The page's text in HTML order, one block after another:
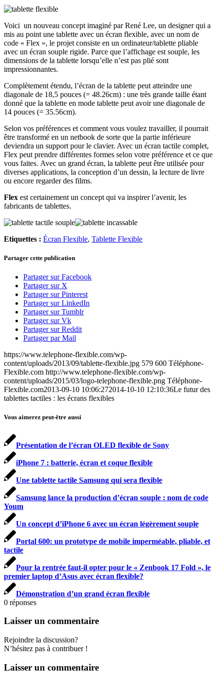
Voici un nouveau concept imaginé par René Lee, un designer qui a
mis au point une tablette avec un écran flexible, avec un nom de
code « Flex », le projet consiste en un ordinateur/tablette pliable
avec un écran souple rigide. Parce que l’affichage est souple, les
dimensions de la tablette lorsqu’elle n’est pas plié sont
impressionnantes.
Complètement étendu, l’écran de la tablette peut atteindre une
diagonale de 18,5 pouces (= 48.26cm) : une très grande taille étant
donné que la tablette en mode tablette peut avoir une diagonale de
14 pouces (= 35.56cm).
Selon vos préférences et comment vous voulez travailler, il pourrait
être transformé en un netbook de sorte que la partie inférieure
deviendra un support pour le clavier. Avec un écran tactile complet,
Flex peut prendre différentes formes selon votre préférence et ce que
vous faites. Avec un grand écran, la tablette peut être utilisée pour
diverses applications, la conception d’un dessin, la lecture de livre
ou encore regarder des films.
Flex est certainement un concept qui va inspirer l’avenir, les
fabricants de tablettes.
Etiquettes : Écran Flexible, Tablette Flexible
Partager cette publication
Partager sur Facebook
Partager sur X
Partager sur Pinterest
Partager sur LinkedIn
Partager sur Tumblr
Partager sur Vk
Partager sur Reddit
Partager par Mail
https://www.telephone-flexible.com/wp-
content/uploads/2013/09/tablette-flexible.jpg 579 600 Téléphone-
Flexible.com http://www.telephone-flexible.com/wp-
content/uploads/2015/03/logo-telephone-flexible.png Téléphone-
Flexible.com2013-09-10 10:06:272014-10-10 12:10:36Le futur des
tablettes tactiles : les écrans flexibles
Vous aimerez peut-être aussi
Présentation de l’écran OLED flexible de Sony
iPhone 7 : batterie, écran et coque flexible
Une tablette tactile Samsung qui sera flexible
Samsung lance la production d’écran souple : nom de code
Youm
Un concept d’iPhone 6 avec un écran légèrement souple
Portal 600: un prototype de mobile imperméable, pliable, et
tactile
Pour la rentrée faut-il opter pour le « Zenbook 17 Fold », le
premier laptop d’Asus avec écran flexible?
Démonstration d’un grand écran flexible
0 réponses
Laisser un commentaire
Rejoindre la discussion?
N’hésitez pas à contribuer !
Laisser un commentaire